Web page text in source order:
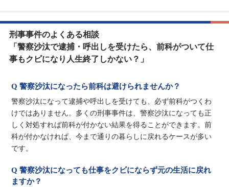
刑事事件のよくある相談
「警察沙汰で逮捕・呼出しを受けたら、前科がついて仕
事もクビになり人生終了しかない？」
Q 警察沙汰になったら前科は避けられませんか？
警察沙汰になって逮捕や呼出しを受けても、必ず前科がつくわ
けではありません。多くの刑事事件は、警察沙汰になっても正
しく対処すれば前科が付かない結果を得ることができます。前
科が付かなければ、今まで通りの暮らしに戻れるケースが多い
です。
Q 警察沙汰になっても仕事をクビにならず元の生活に戻れ
ますか？